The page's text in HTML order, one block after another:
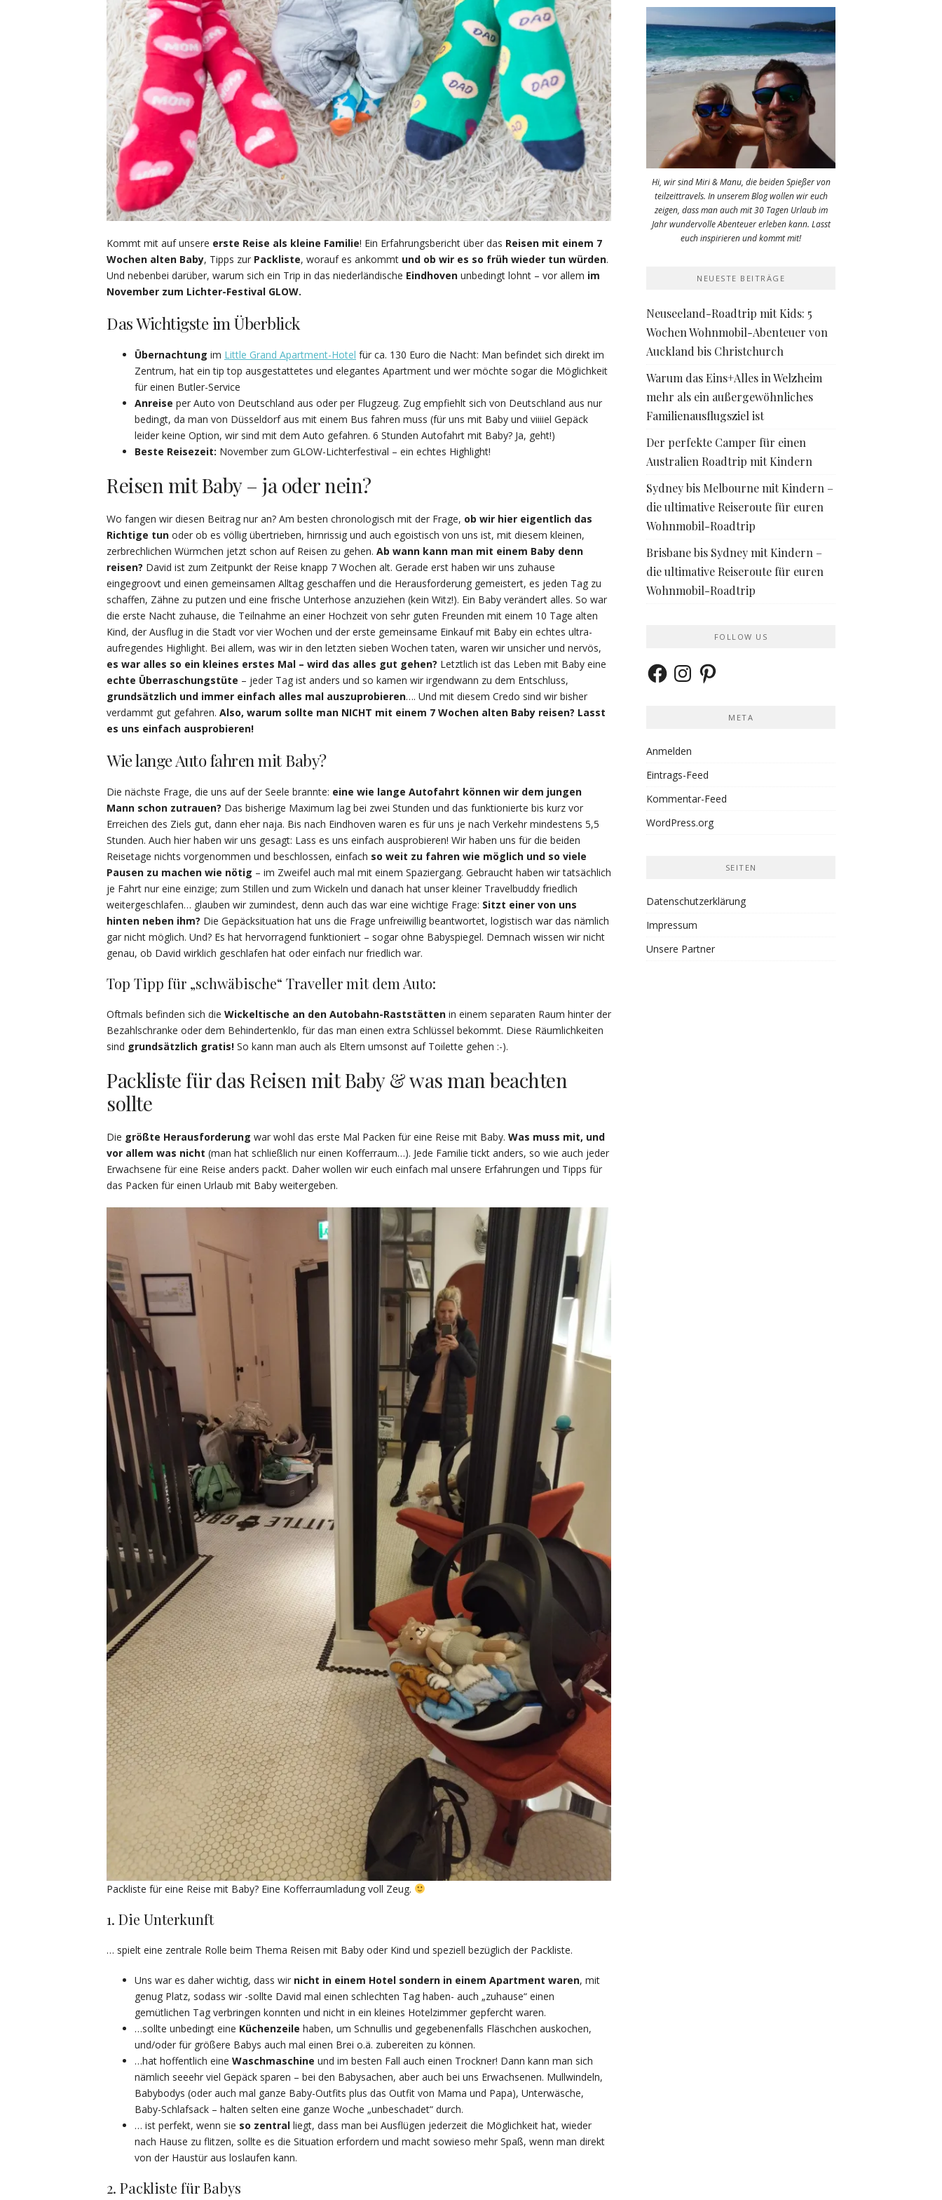
Kommt mit auf unsere erste Reise als kleine Familie! Ein Erfahrungsbericht über das Reisen mit einem 7
Wochen alten Baby, Tipps zur Packliste, worauf es ankommt und ob wir es so früh wieder tun würden.
Und nebenbei darüber, warum sich ein Trip in das niederländische Eindhoven unbedingt lohnt – vor allem im
November zum Lichter-Festival GLOW.
Das Wichtigste im Überblick
Übernachtung im Little Grand Apartment-Hotel für ca. 130 Euro die Nacht: Man befindet sich direkt im
Zentrum, hat ein tip top ausgestattetes und elegantes Apartment und wer möchte sogar die Möglichkeit
für einen Butler-Service
Anreise per Auto von Deutschland aus oder per Flugzeug. Zug empfiehlt sich von Deutschland aus nur
bedingt, da man von Düsseldorf aus mit einem Bus fahren muss (für uns mit Baby und viiiiel Gepäck
leider keine Option, wir sind mit dem Auto gefahren. 6 Stunden Autofahrt mit Baby? Ja, geht!)
Beste Reisezeit: November zum GLOW-Lichterfestival – ein echtes Highlight!
Reisen mit Baby – ja oder nein?
Wo fangen wir diesen Beitrag nur an? Am besten chronologisch mit der Frage, ob wir hier eigentlich das
Richtige tun oder ob es völlig übertrieben, hirnrissig und auch egoistisch von uns ist, mit diesem kleinen,
zerbrechlichen Würmchen jetzt schon auf Reisen zu gehen. Ab wann kann man mit einem Baby denn
reisen? David ist zum Zeitpunkt der Reise knapp 7 Wochen alt. Gerade erst haben wir uns zuhause
eingegroovt und einen gemeinsamen Alltag geschaffen und die Herausforderung gemeistert, es jeden Tag zu
schaffen, Zähne zu putzen und eine frische Unterhose anzuziehen (kein Witz!). Ein Baby verändert alles. So war
die erste Nacht zuhause, die Teilnahme an einer Hochzeit von sehr guten Freunden mit einem 10 Tage alten
Kind, der Ausflug in die Stadt vor vier Wochen und der erste gemeinsame Einkauf mit Baby ein echtes ultra-
aufregendes Highlight. Bei allem, was wir in den letzten sieben Wochen taten, waren wir unsicher und nervös,
es war alles so ein kleines erstes Mal – wird das alles gut gehen? Letztlich ist das Leben mit Baby eine
echte Überraschungstüte – jeder Tag ist anders und so kamen wir irgendwann zu dem Entschluss,
grundsätzlich und immer einfach alles mal auszuprobieren…. Und mit diesem Credo sind wir bisher
verdammt gut gefahren. Also, warum sollte man NICHT mit einem 7 Wochen alten Baby reisen? Lasst
es uns einfach ausprobieren!
Wie lange Auto fahren mit Baby?
Die nächste Frage, die uns auf der Seele brannte: eine wie lange Autofahrt können wir dem jungen
Mann schon zutrauen? Das bisherige Maximum lag bei zwei Stunden und das funktionierte bis kurz vor
Erreichen des Ziels gut, dann eher naja. Bis nach Eindhoven waren es für uns je nach Verkehr mindestens 5,5
Stunden. Auch hier haben wir uns gesagt: Lass es uns einfach ausprobieren! Wir haben uns für die beiden
Reisetage nichts vorgenommen und beschlossen, einfach so weit zu fahren wie möglich und so viele
Pausen zu machen wie nötig – im Zweifel auch mal mit einem Spaziergang. Gebraucht haben wir tatsächlich
je Fahrt nur eine einzige; zum Stillen und zum Wickeln und danach hat unser kleiner Travelbuddy friedlich
weitergeschlafen… glauben wir zumindest, denn auch das war eine wichtige Frage: Sitzt einer von uns
hinten neben ihm? Die Gepäcksituation hat uns die Frage unfreiwillig beantwortet, logistisch war das nämlich
gar nicht möglich. Und? Es hat hervorragend funktioniert – sogar ohne Babyspiegel. Demnach wissen wir nicht
genau, ob David wirklich geschlafen hat oder einfach nur friedlich war.
Top Tipp für „schwäbische“ Traveller mit dem Auto:
Oftmals befinden sich die Wickeltische an den Autobahn-Raststätten in einem separaten Raum hinter der
Bezahlschranke oder dem Behindertenklo, für das man einen extra Schlüssel bekommt. Diese Räumlichkeiten
sind grundsätzlich gratis! So kann man auch als Eltern umsonst auf Toilette gehen :-).
Packliste für das Reisen mit Baby & was man beachten
sollte
Die größte Herausforderung war wohl das erste Mal Packen für eine Reise mit Baby. Was muss mit, und
vor allem was nicht (man hat schließlich nur einen Kofferraum…). Jede Familie tickt anders, so wie auch jeder
Erwachsene für eine Reise anders packt. Daher wollen wir euch einfach mal unsere Erfahrungen und Tipps für
das Packen für einen Urlaub mit Baby weitergeben.
Packliste für eine Reise mit Baby? Eine Kofferraumladung voll Zeug.
1. Die Unterkunft
… spielt eine zentrale Rolle beim Thema Reisen mit Baby oder Kind und speziell bezüglich der Packliste.
Uns war es daher wichtig, dass wir nicht in einem Hotel sondern in einem Apartment waren, mit
genug Platz, sodass wir -sollte David mal einen schlechten Tag haben- auch „zuhause“ einen
gemütlichen Tag verbringen konnten und nicht in ein kleines Hotelzimmer gepfercht waren.
…sollte unbedingt eine Küchenzeile haben, um Schnullis und gegebenenfalls Fläschchen auskochen,
und/oder für größere Babys auch mal einen Brei o.ä. zubereiten zu können.
…hat hoffentlich eine Waschmaschine und im besten Fall auch einen Trockner! Dann kann man sich
nämlich seeehr viel Gepäck sparen – bei den Babysachen, aber auch bei uns Erwachsenen. Mullwindeln,
Babybodys (oder auch mal ganze Baby-Outfits plus das Outfit von Mama und Papa), Unterwäsche,
Baby-Schlafsack – halten selten eine ganze Woche „unbeschadet“ durch.
… ist perfekt, wenn sie so zentral liegt, dass man bei Ausflügen jederzeit die Möglichkeit hat, wieder
nach Hause zu flitzen, sollte es die Situation erfordern und macht sowieso mehr Spaß, wenn man direkt
von der Haustür aus loslaufen kann.
2. Packliste für Babys
Hi, wir sind Miri & Manu, die beiden Spießer von
teilzeittravels. In unserem Blog wollen wir euch
zeigen, dass man auch mit 30 Tagen Urlaub im
Jahr wundervolle Abenteuer erleben kann. Lasst
euch inspirieren und kommt mit!
NEUESTE BEITRÄGE
Neuseeland-Roadtrip mit Kids: 5
Wochen Wohnmobil-Abenteuer von
Auckland bis Christchurch
Warum das Eins+Alles in Welzheim
mehr als ein außergewöhnliches
Familienausflugsziel ist
Der perfekte Camper für einen
Australien Roadtrip mit Kindern
Sydney bis Melbourne mit Kindern –
die ultimative Reiseroute für euren
Wohnmobil-Roadtrip
Brisbane bis Sydney mit Kindern –
die ultimative Reiseroute für euren
Wohnmobil-Roadtrip
FOLLOW US
FacebookInstagramPinterest
META
Anmelden
Eintrags-Feed
Kommentar-Feed
WordPress.org
SEITEN
Datenschutzerklärung
Impressum
Unsere Partner